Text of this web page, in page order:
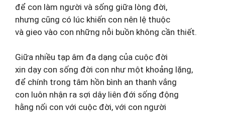
để con làm người và sống giữa lòng đời,
nhưng cũng có lúc khiến con nên lệ thuộc
và gieo vào con những nỗi buồn không cần thiết.
Giữa nhiều tạp âm đa dạng của cuộc đời
xin dạy con sống đời con như một khoảng lặng,
để chính trong tâm hồn bình an thanh vắng
con luôn nhận ra sợi dây liên đới sống động
hằng nối con với cuộc đời, với con người